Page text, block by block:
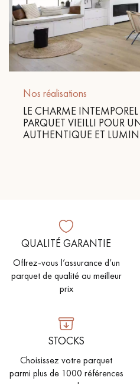
Nos réalisations
LE CHARME
PARQUET VIEILLI POUR
AUTHENTIQUE ET
QUALITÉ GARANTIE
Offrez-vous l’assurance d’un
parquet de qualité au meilleur
prix
STOCKS
Choisissez votre parquet
parmi plus de 1000 références